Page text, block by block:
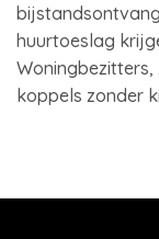
huurtoeslag
koppels zonder